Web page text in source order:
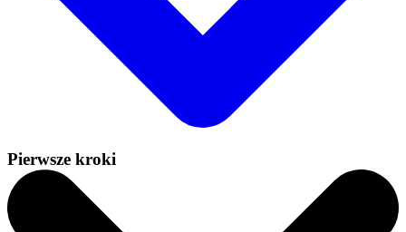
Pierwsze kroki